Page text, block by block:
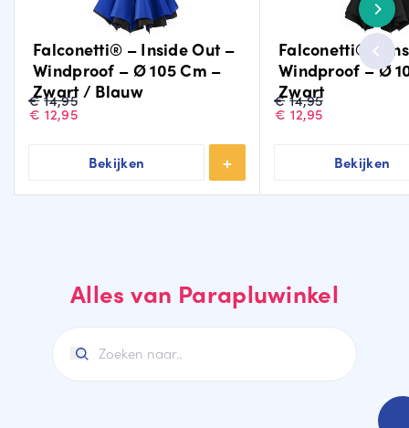
Falconetti® – Inside Out –
Windproof – Ø 105 Cm –
Zwart / Blauw
€ 14,95
Oorspronkelijke
prijs
was:
€ 12,95
Huidige
prijs
Bekijken
Falconetti® –
Windproof – Ø
Zwart
€ 14,95
Oorspronkelijke
prijs
was:
€ 12,95
Huidige
prijs
Bekijken
Alles van Parapluwinkel